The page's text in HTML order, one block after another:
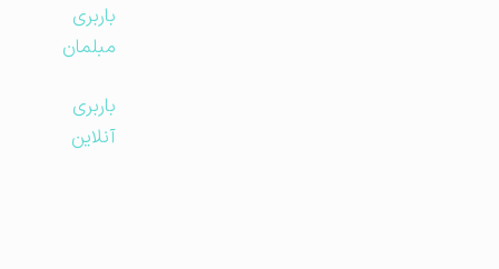
باربری
مبلمان
باربری
آنلاین